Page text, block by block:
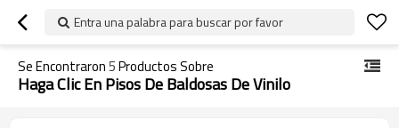
Entra una palabra para buscar por favor
Se Encontraron5Productos Sobre
Haga Clic En Pisos De Baldosas De Vinilo